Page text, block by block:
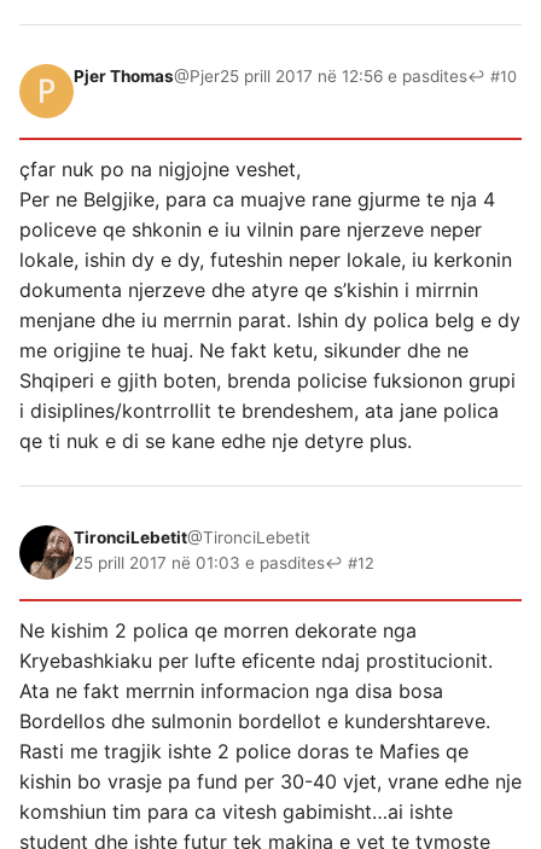
Pjer Thomas@Pjer25 prill 2017 në 12:56 e pasdites↩ #10
çfar nuk po na nigjojne veshet,
Per ne Belgjike, para ca muajve rane gjurme te nja 4
policeve qe shkonin e iu vilnin pare njerzeve neper
lokale, ishin dy e dy, futeshin neper lokale, iu kerkonin
dokumenta njerzeve dhe atyre qe s’kishin i mirrnin
menjane dhe iu merrnin parat. Ishin dy polica belg e dy
me origjine te huaj. Ne fakt ketu, sikunder dhe ne
Shqiperi e gjith boten, brenda policise fuksionon grupi
i disiplines/kontrrollit te brendeshem, ata jane polica
qe ti nuk e di se kane edhe nje detyre plus.
TironciLebetit@TironciLebetit
25 prill 2017 në 01:03 e pasdites↩ #12
Ne kishim 2 polica qe morren dekorate nga
Kryebashkiaku per lufte eficente ndaj prostitucionit.
Ata ne fakt merrnin informacion nga disa bosa
Bordellos dhe sulmonin bordellot e kundershtareve.
Rasti me tragjik ishte 2 police doras te Mafies qe
kishin bo vrasje pa fund per 30-40 vjet, vrane edhe nje
komshiun tim para ca vitesh gabimisht…ai ishte
student dhe ishte futur tek makina e vet te tymoste